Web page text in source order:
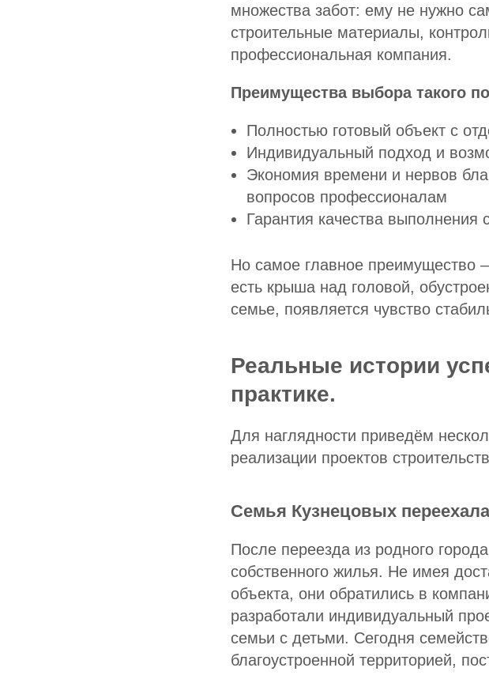
множества забот: ему не нужно
строительные материалы,
профессиональная компания.
Преимущества выбора такого
Полностью готовый объект с
Индивидуальный подход и
Экономия времени и нервов
вопросов профессионалам
Гарантия качества выполнения
Но самое главное преимущество
есть крыша над головой,
семье, появляется чувство
Реальные истории
практике.
Для наглядности приведём
реализации проектов
Семья Кузнецовых
После переезда из родного
собственного жилья. Не имея
объекта, они обратились в
разработали индивидуальный
семьи с детьми. Сегодня
благоустроенной территорией,